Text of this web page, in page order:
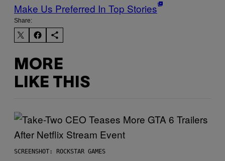
Make Us Preferred In Top Stories
Share:
MORE
LIKE THIS
SCREENSHOT: ROCKSTAR GAMES